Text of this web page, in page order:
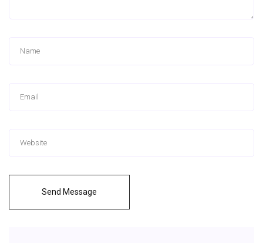
Send Message